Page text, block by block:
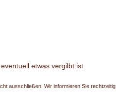
etwas vergilbt ist.
ausschließen. Wir informieren Sie rechtzeitig.